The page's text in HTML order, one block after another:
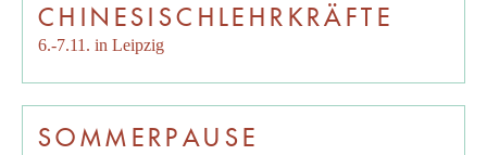
CHINESISCHLEHRKRÄFTE
6.-7.11. in Leipzig
SOMMERPAUSE